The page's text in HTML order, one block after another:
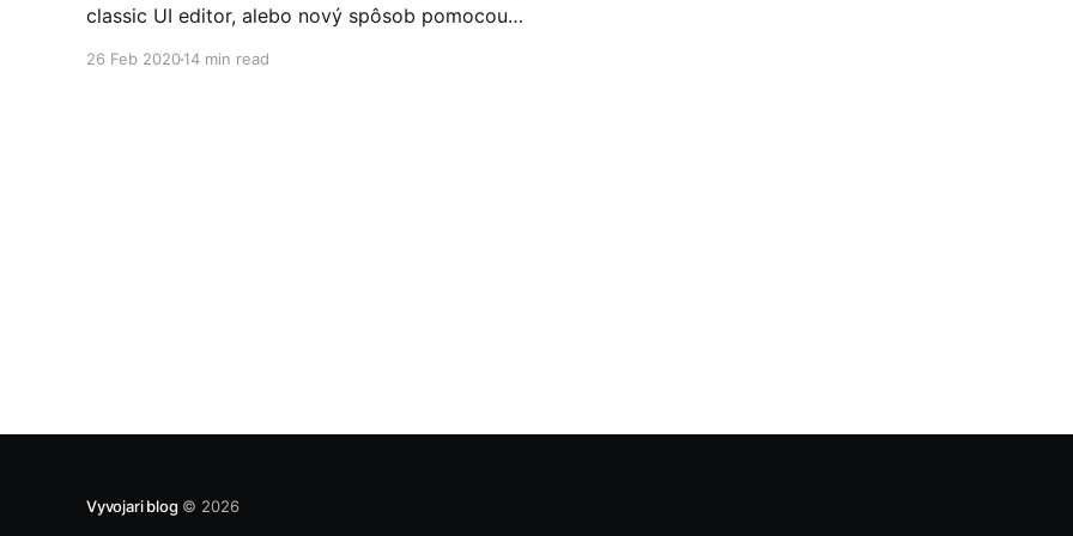
classic UI editor, alebo nový spôsob pomocou
26 Feb 202014 min read
Vyvojari blog© 2026